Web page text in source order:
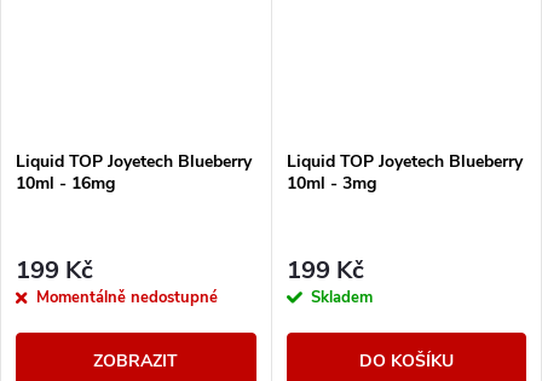
Liquid TOP Joyetech Blueberry
10ml - 16mg
199 Kč
Momentálně nedostupné
ZOBRAZIT
Liquid TOP Joyetech Blueberry
10ml - 3mg
199 Kč
Skladem
DO KOŠÍKU